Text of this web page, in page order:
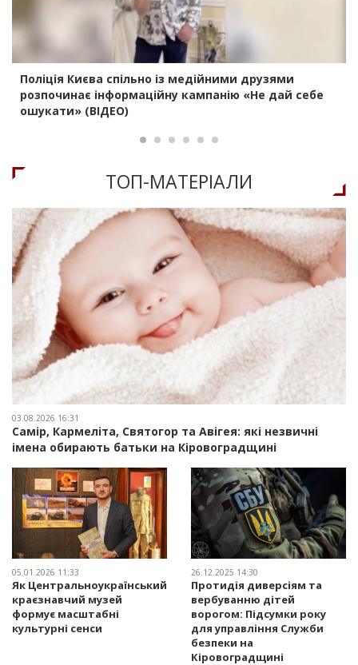
Поліція Києва спільно із медійними друзями
розпочинає інформаційну кампанію «Не дай себе
ошукати» (ВІДЕО)
ТОП-МАТЕРIАЛИ
03.08.2026 16:31
Самір, Кармеліта, Святогор та Авігея: які незвичні
імена обирають батьки на Кіровоградщині
05.01.2026 11:33
Як Центральноукраїнський
краєзнавчий музей
формує масштабні
культурні сенси
26.12.2025 14:30
Протидія диверсіям та
вербуванню дітей
ворогом: Підсумки року
для управління Служби
безпеки на
Кіровоградщині